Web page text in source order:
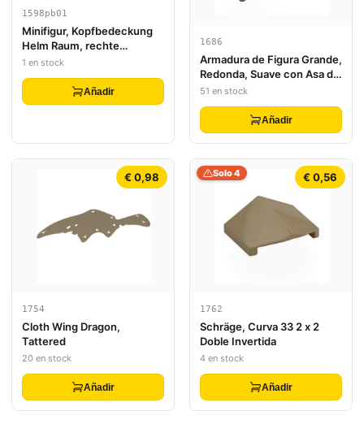
1598pb01
Minifigur, Kopfbedeckung
Helm Raum, rechte
Antenne, ausgeprägter
Brauenkamm, 4 rotes
Punktmuster
1 en stock
Añadir
1686
Armadura de Figura Grande,
Redonda, Suave con Asa de
Barra - Extremos Libres
51 en stock
Añadir
€ 0,98
1754
Cloth Wing Dragon,
Tattered
20 en stock
Añadir
€ 0,56
Solo 4
1762
Schräge, Curva 33 2 x 2
Doble Invertida
4 en stock
Añadir